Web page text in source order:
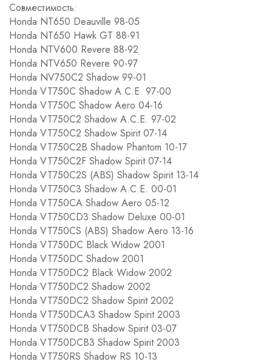
Совместимость:
Honda NT650 Deauville 98-05
Honda NT650 Hawk GT 88-91
Honda NTV600 Revere 88-92
Honda NTV650 Revere 90-97
Honda NV750C2 Shadow 99-01
Honda VT750C Shadow A.C.E. 97-00
Honda VT750C Shadow Aero 04-16
Honda VT750C2 Shadow A.C.E. 97-02
Honda VT750C2 Shadow Spirit 07-14
Honda VT750C2B Shadow Phantom 10-17
Honda VT750C2F Shadow Spirit 07-14
Honda VT750C2S (ABS) Shadow Spirit 13-14
Honda VT750C3 Shadow A.C.E. 00-01
Honda VT750CA Shadow Aero 05-12
Honda VT750CD3 Shadow Deluxe 00-01
Honda VT750CS (ABS) Shadow Aero 13-16
Honda VT750DC Black Widow 2001
Honda VT750DC Shadow 2001
Honda VT750DC2 Black Widow 2002
Honda VT750DC2 Shadow 2002
Honda VT750DC2 Shadow Spirit 2002
Honda VT750DCA3 Shadow Spirit 2003
Honda VT750DCB Shadow Spirit 03-07
Honda VT750DCB3 Shadow Spirit 2003
Honda VT750RS Shadow RS 10-13